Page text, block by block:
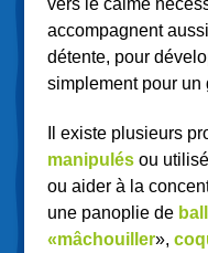
accompagnent
détente, pour
simplement pour un
Il existe plusieurs
manipulés ou
ou aider à la
une panoplie de
«mâchouiller»,